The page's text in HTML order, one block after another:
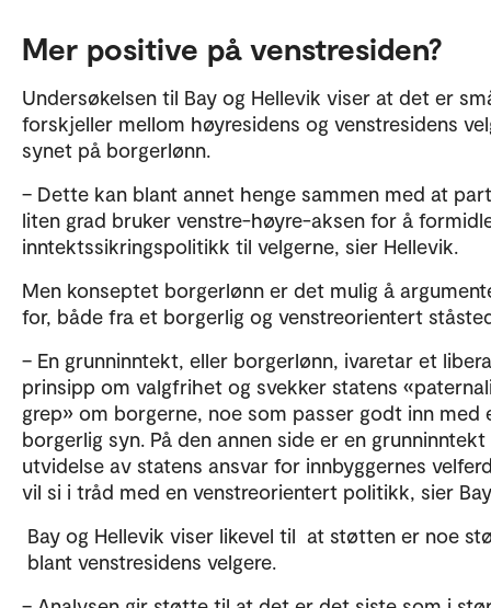
Mer positive på venstresiden?
Undersøkelsen til Bay og Hellevik viser at det er
forskjeller mellom høyresidens og venstresidens
synet på borgerlønn.
– Dette kan blant annet henge sammen med at
liten grad bruker venstre-høyre-aksen for å
inntektssikringspolitikk til velgerne, sier Hellevik.
Men konseptet borgerlønn er det mulig å
for, både fra et borgerlig og venstreorientert
– En grunninntekt, eller borgerlønn, ivaretar et
prinsipp om valgfrihet og svekker statens
grep» om borgerne, noe som passer godt inn med
borgerlig syn. På den annen side er en grunninntekt
utvidelse av statens ansvar for innbyggernes
vil si i tråd med en venstreorientert politikk, sier
Bay og Hellevik viser likevel til at støtten er noe
blant venstresidens velgere.